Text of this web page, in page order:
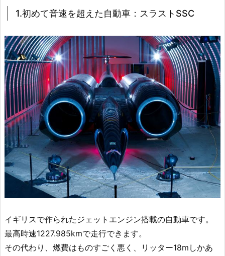
1.初めて音速を超えた自動車：スラストSSC
イギリスで作られたジェットエンジン搭載の自動車です。
最高時速1227.985kmで走行できます。
その代わり、燃費はものすごく悪く、リッター18mしかあ